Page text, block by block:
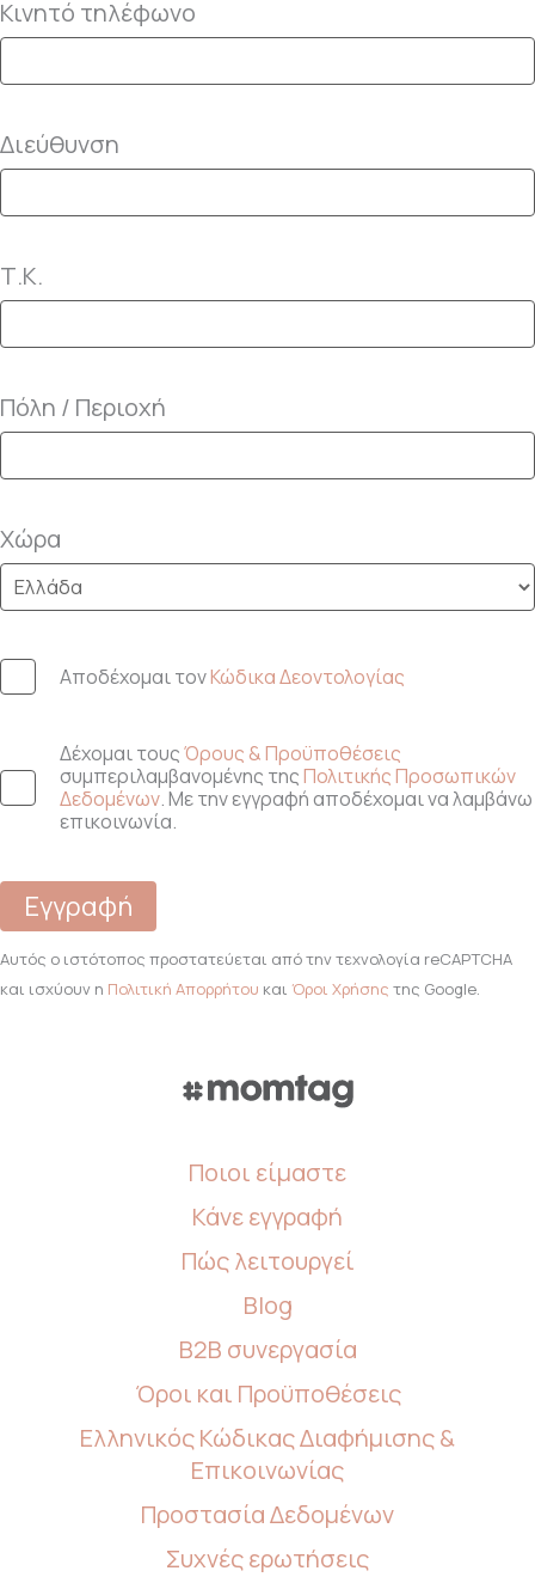
Κινητό τηλέφωνο
Διεύθυνση
Τ.Κ.
Πόλη / Περιοχή
Χώρα
Αποδέχομαι τονΚώδικα Δεοντολογίας
Δέχομαι τουςΌρους & Προϋποθέσεις
συμπεριλαμβανομένης τηςΠολιτικής Προσωπικών
Δεδομένων. Με την εγγραφή αποδέχομαι να λαμβάνω
επικοινωνία.
Εγγραφή
Αυτός ο ιστότοπος προστατεύεται από την τεχνολογία reCAPTCHA
και ισχύουν η Πολιτική Απορρήτου και Όροι Χρήσης της Google.
Ποιοι είμαστε
Κάνε εγγραφή
Πώς λειτουργεί
Blog
B2B συνεργασία
Όροι και Προϋποθέσεις
Ελληνικός Κώδικας Διαφήμισης &
Επικοινωνίας
Προστασία Δεδομένων
Συχνές ερωτήσεις